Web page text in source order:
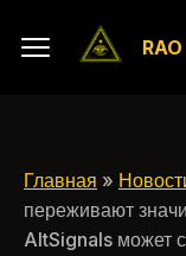
Главная »
переживают
AltSignals может